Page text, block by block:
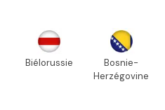
Biélorussie
Bosnie-
Herzégovine